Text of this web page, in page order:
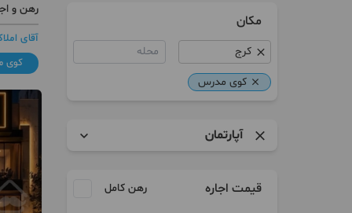
مکان
محله
کوی مدرس
آپارتمان
آپارتمان اداری
قیمت اجاره رهن کامل
رهن و
آقای
کوی